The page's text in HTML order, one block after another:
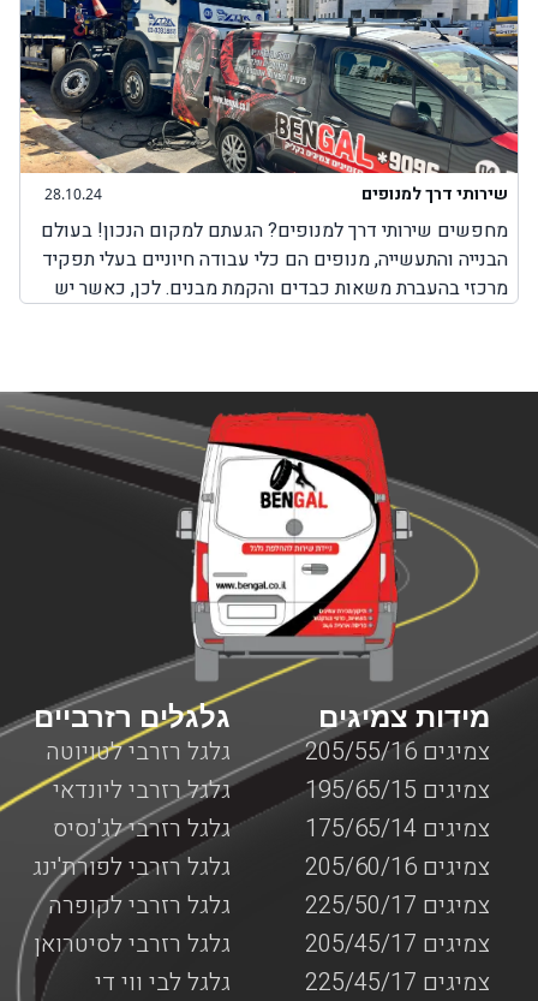
28.10.24 שירותי דרך למנופים
מחפשים שירותי דרך למנופים? הגעתם למקום הנכון! בעולם
הבנייה והתעשייה, מנופים הם כלי עבודה חיוניים בעלי תפקיד
מרכזי בהעברת משאות כבדים והקמת מבנים. לכן, כאשר יש
במנופים עלולות להתרחש בכל זמן, בשעות שבהן ניתן להגיע
למקום שבו אפשר לקבל שירותי תיקון למנופים או באמצע
הדרך בשעות שבהן אין שירותי דרך למנופים. לכן, חשוב
לדעת שחברת BenGal מציעה שירותי דרך למנופים בכל מקום
שבו אתם תקועים עם המנוף. לא משנה אם מדובר על צפון
הארץ, מרכזה, דרום או ירושלים, יצירת קשר עם חברת בן גל
יאפשר לכם לקבל את השירות המבוקש לכם כמה שיותר מהר,
עד המקום שבו אתם נמצאים עם המנוף כאשר כל השירותים
מוצעים על ידי צוות מקצועי ומנוסה המומחה בשירותי דרך
המותאמים למנופים.
גלגלים רזרביים
גלגל רזרבי לטויוטה
גלגל רזרבי ליונדאי
גלגל רזרבי לג'נסיס
גלגל רזרבי לפורת'ינג
גלגל רזרבי לקופרה
גלגל רזרבי לסיטרואן
גלגל לבי ווי די
מידות צמיגים
צמיגים 205/55/16
צמיגים 195/65/15
צמיגים 175/65/14
צמיגים 205/60/16
צמיגים 225/50/17
צמיגים 205/45/17
צמיגים 225/45/17